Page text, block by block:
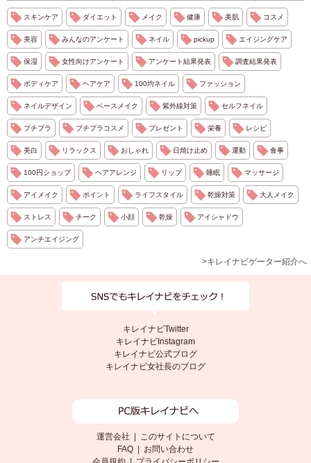
スキンケア ダイエット メイク 健康 美肌 コスメ
美容 みんなのアンケート ネイル pickup エイジングケア
保湿 女性向けアンケート アンケート結果発表 調査結果発表
ボディケア ヘアケア 100均ネイル ファッション
ネイルデザイン ベースメイク 紫外線対策 セルフネイル
プチプラ プチプラコスメ プレゼント 栄養 レシピ
美白 リラックス おしゃれ 日焼け止め 運動 食事
100円ショップ ヘアアレンジ リップ 睡眠 マッサージ
アイメイク ポイント ライフスタイル 乾燥対策 大人メイク
ストレス チーク 小顔 乾燥 アイシャドウ
アンチエイジング
>キレイナビゲーター紹介へ
キレイナビTwitter
キレイナビInstagram
キレイナビ公式ブログ
キレイナビ女社長のブログ
運営会社
このサイトについて
FAQ
お問い合わせ